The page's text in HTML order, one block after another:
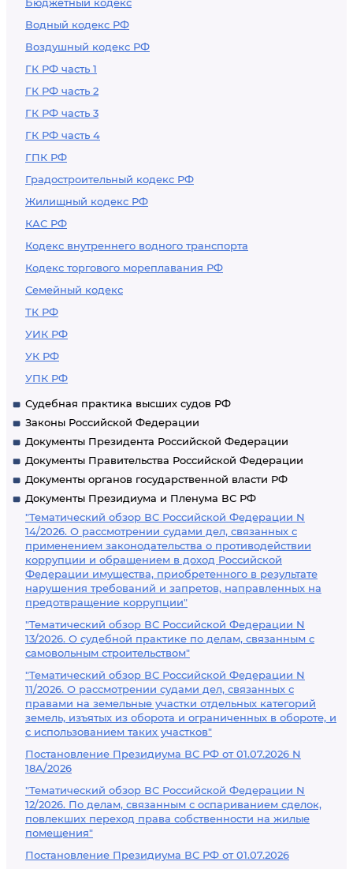
Водный кодекс РФ
Воздушный кодекс РФ
ГК РФ часть 1
ГК РФ часть 2
ГК РФ часть 3
ГК РФ часть 4
ГПК РФ
Градостроительный кодекс РФ
Жилищный кодекс РФ
КАС РФ
Кодекс внутреннего водного транспорта
Кодекс торгового мореплавания РФ
Семейный кодекс
ТК РФ
УИК РФ
УК РФ
УПК РФ
Судебная практика высших судов РФ
Законы Российской Федерации
Документы Президента Российской Федерации
Документы Правительства Российской Федерации
Документы органов государственной власти РФ
Документы Президиума и Пленума ВС РФ
"Тематический обзор ВС Российской Федерации N
14/2026. О рассмотрении судами дел, связанных с
применением законодательства о противодействии
коррупции и обращением в доход Российской
Федерации имущества, приобретенного в результате
нарушения требований и запретов, направленных на
предотвращение коррупции"
"Тематический обзор ВС Российской Федерации N
13/2026. О судебной практике по делам, связанным с
самовольным строительством"
"Тематический обзор ВС Российской Федерации N
11/2026. О рассмотрении судами дел, связанных с
правами на земельные участки отдельных категорий
земель, изъятых из оборота и ограниченных в обороте, и
с использованием таких участков"
Постановление Президиума ВС РФ от 01.07.2026 N
18А/2026
"Тематический обзор ВС Российской Федерации N
12/2026. По делам, связанным с оспариванием сделок,
повлекших переход права собственности на жилые
помещения"
Постановление Президиума ВС РФ от 01.07.2026